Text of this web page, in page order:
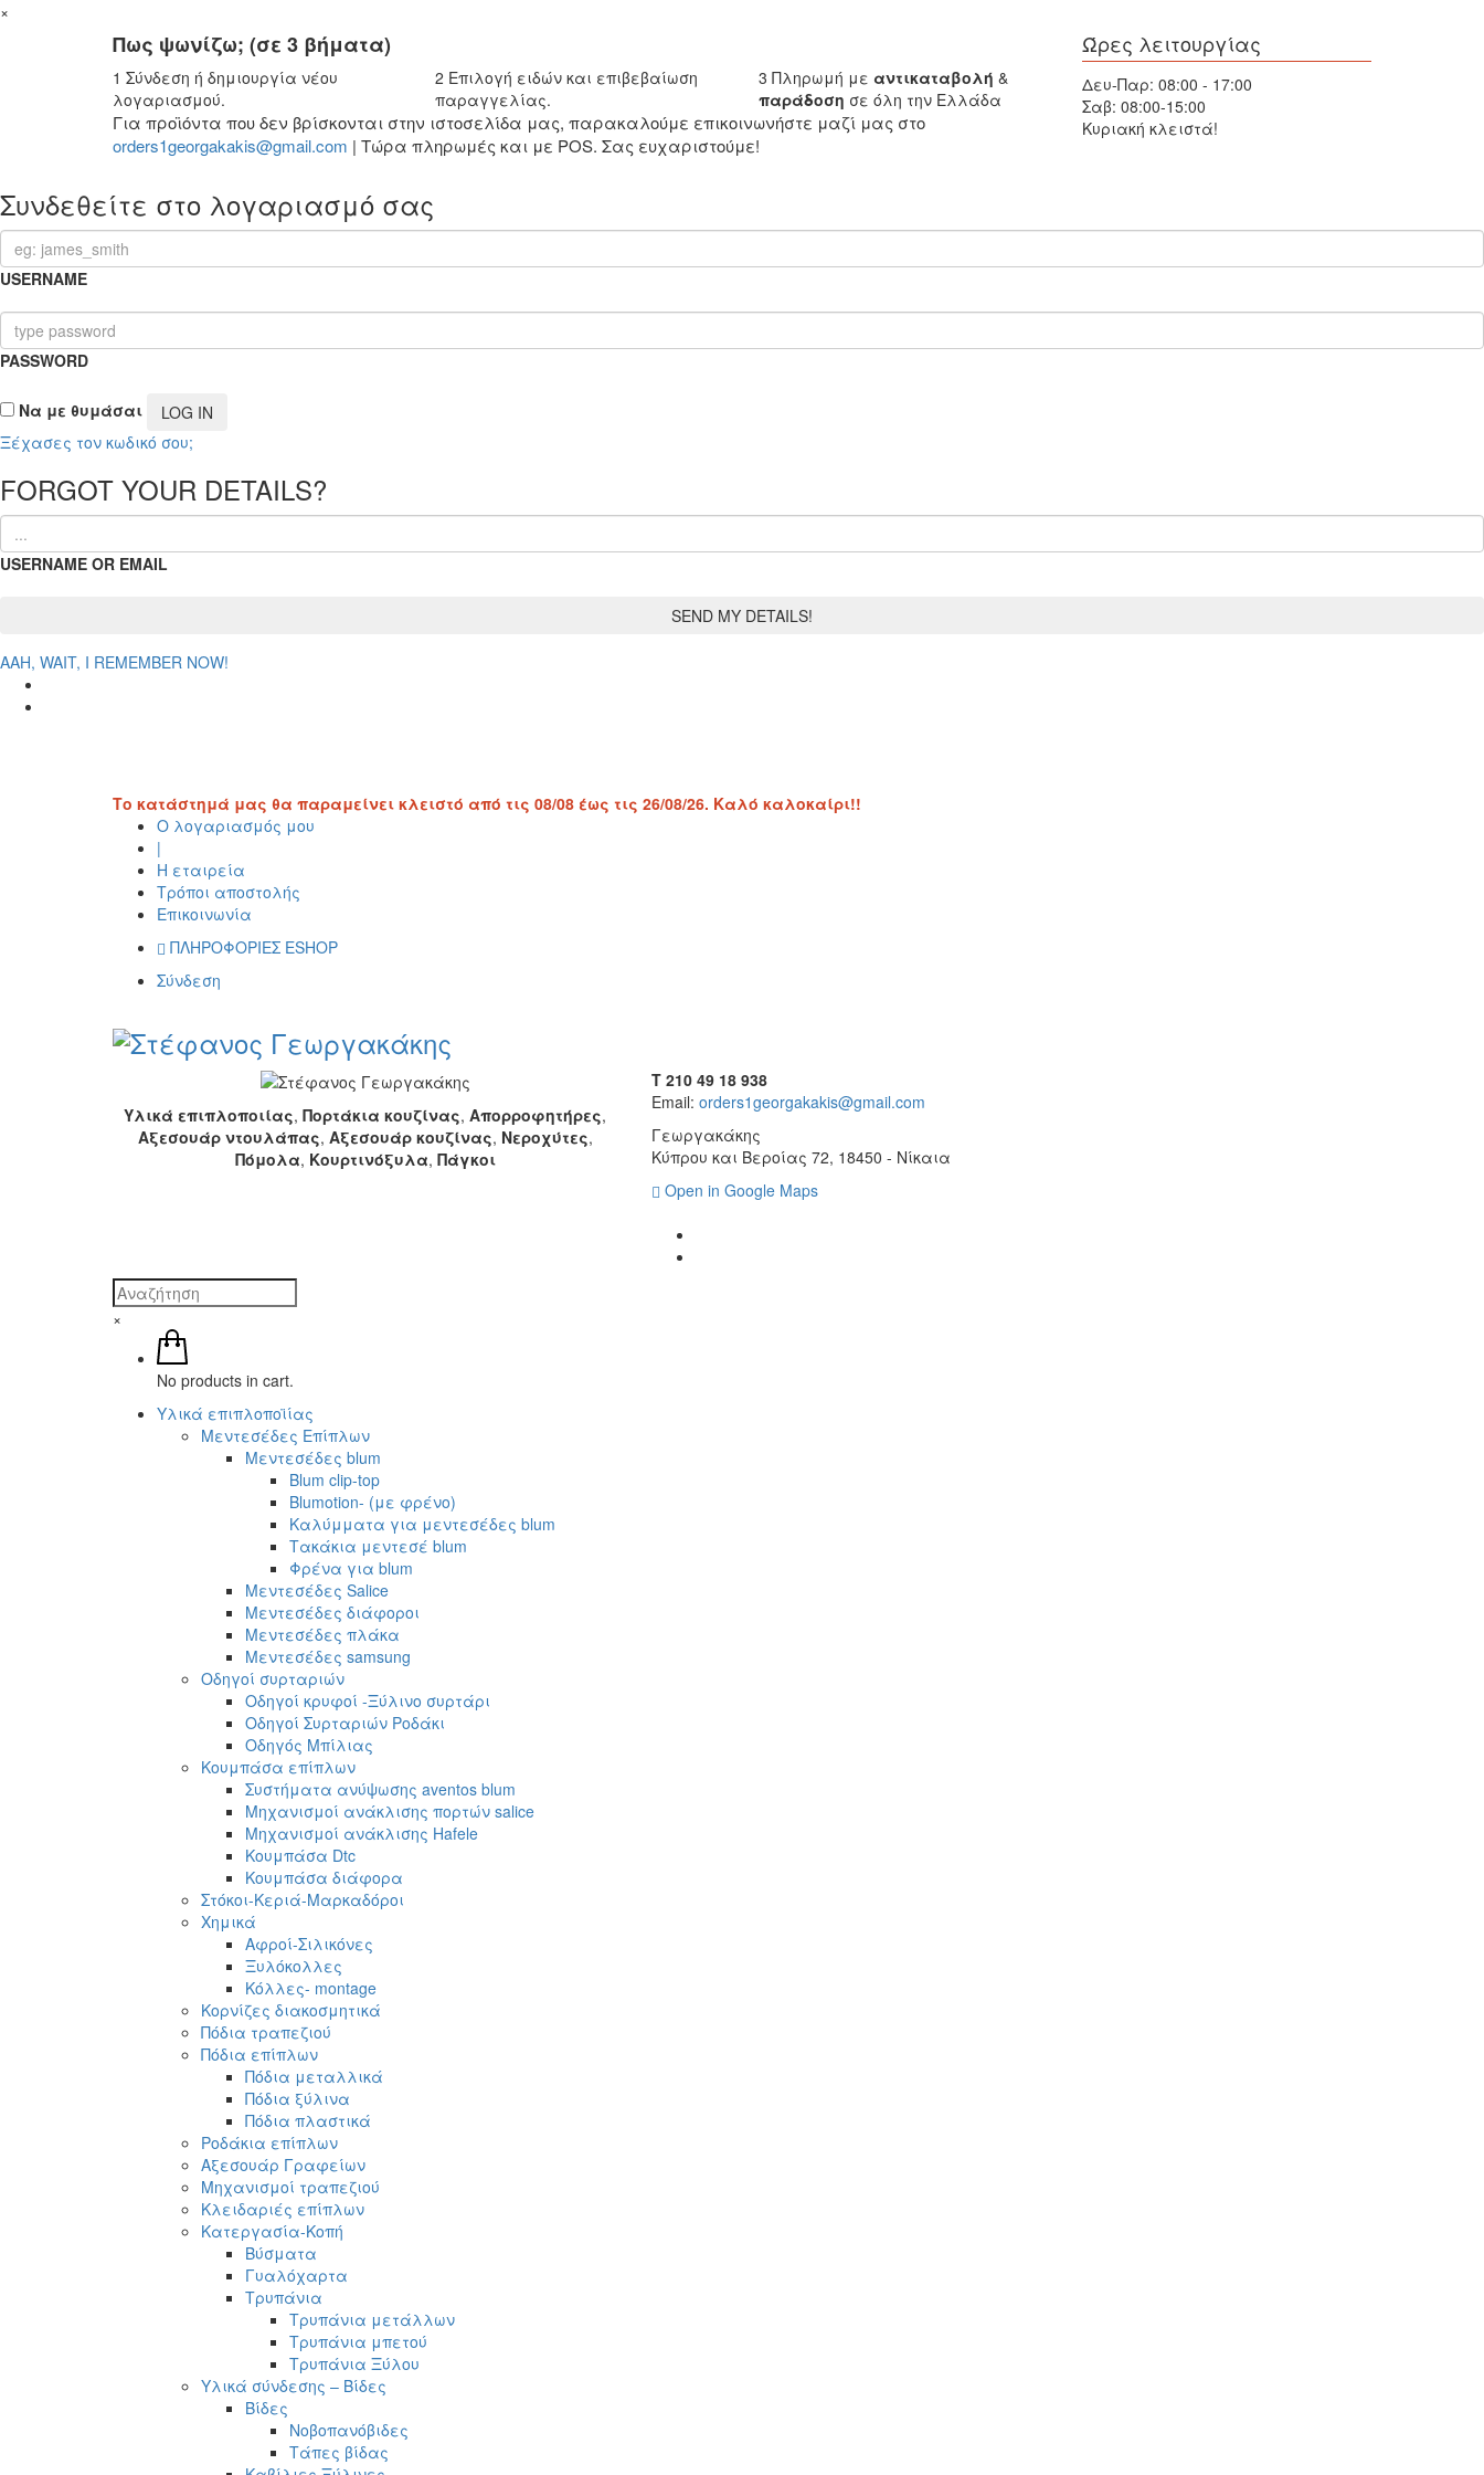
×
Πως ψωνίζω; (σε 3 βήματα)
1 Σύνδεση ή δημιουργία νέου
λογαριασμού.
2 Επιλογή ειδών και επιβεβαίωση
παραγγελίας.
3 Πληρωμή με αντικαταβολή &
παράδοση σε όλη την Ελλάδα
Για προϊόντα που δεν βρίσκονται στην ιστοσελίδα μας, παρακαλούμε επικοινωνήστε μαζί μας στο
orders1georgakakis@gmail.com | Τώρα πληρωμές και με POS. Σας ευχαριστούμε!
Ώρες λειτουργίας
Δευ-Παρ: 08:00 - 17:00
Σαβ: 08:00-15:00
Κυριακή κλειστά!
Συνδεθείτε στο λογαριασμό σας
USERNAME
PASSWORD
Να με θυμάσαι
Ξέχασες τον κωδικό σου;
FORGOT YOUR DETAILS?
USERNAME OR EMAIL
AAH, WAIT, I REMEMBER NOW!
Το κατάστημά μας θα παραμείνει κλειστό από τις 08/08 έως τις 26/08/26. Καλό καλοκαίρι!!
Ο λογαριασμός μου
|
Η εταιρεία
Τρόποι αποστολής
Επικοινωνία
ΠΛΗΡΟΦΟΡΙΕΣ ESHOP
Σύνδεση
Υλικά επιπλοποιίας,Πορτάκια κουζίνας,Απορροφητήρες,
Αξεσουάρ ντουλάπας, Αξεσουάρ κουζίνας, Νεροχύτες,
Πόμολα, Κουρτινόξυλα, Πάγκοι
T 210 49 18 938
Email: orders1georgakakis@gmail.com
Γεωργακάκης
Κύπρου και Βεροίας 72, 18450 - Νίκαια
Open in Google Maps
×
No products in cart.
Υλικά επιπλοποϊίας
Μεντεσέδες Επίπλων
Μεντεσέδες blum
Blum clip-top
Blumotion- (με φρένο)
Καλύμματα για μεντεσέδες blum
Τακάκια μεντεσέ blum
Φρένα για blum
Μεντεσέδες Salice
Μεντεσέδες διάφοροι
Μεντεσέδες πλάκα
Μεντεσέδες samsung
Οδηγοί συρταριών
Οδηγοί κρυφοί -Ξύλινο συρτάρι
Οδηγοί Συρταριών Ροδάκι
Οδηγός Μπίλιας
Κουμπάσα επίπλων
Συστήματα ανύψωσης aventos blum
Μηχανισμοί ανάκλισης πορτών salice
Μηχανισμοί ανάκλισης Hafele
Κουμπάσα Dtc
Κουμπάσα διάφορα
Στόκοι-Κεριά-Μαρκαδόροι
Χημικά
Αφροί-Σιλικόνες
Ξυλόκολλες
Κόλλες- montage
Κορνίζες διακοσμητικά
Πόδια τραπεζιού
Πόδια επίπλων
Πόδια μεταλλικά
Πόδια ξύλινα
Πόδια πλαστικά
Ροδάκια επίπλων
Αξεσουάρ Γραφείων
Μηχανισμοί τραπεζιού
Κλειδαριές επίπλων
Κατεργασία-Κοπή
Βύσματα
Γυαλόχαρτα
Τρυπάνια
Τρυπάνια μετάλλων
Τρυπάνια μπετού
Τρυπάνια Ξύλου
Υλικά σύνδεσης – Βίδες
Βίδες
Νοβοπανόβιδες
Τάπες βίδας